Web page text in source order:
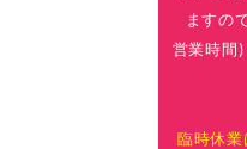
ますの
営業時間
臨時休